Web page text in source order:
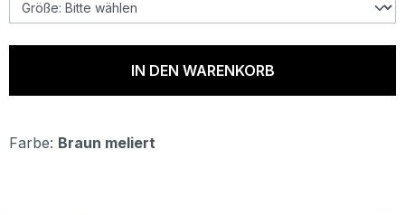
IN DEN WARENKORB
Farbe: Braun meliert